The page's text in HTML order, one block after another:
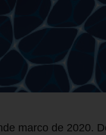
marco de 2020.